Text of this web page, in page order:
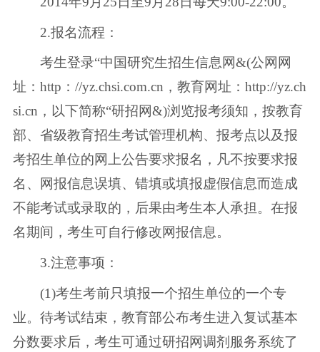
2.报名流程：
考生登录“中国研究生招生信息网&(公网网
址：http：//yz.chsi.com.cn，教育网址：http://yz.ch
si.cn，以下简称“研招网&)浏览报考须知，按教育
部、省级教育招生考试管理机构、报考点以及报
考招生单位的网上公告要求报名，凡不按要求报
名、网报信息误填、错填或填报虚假信息而造成
不能考试或录取的，后果由考生本人承担。在报
名期间，考生可自行修改网报信息。
3.注意事项：
(1)考生考前只填报一个招生单位的一个专
业。待考试结束，教育部公布考生进入复试基本
分数要求后，考生可通过研招网调剂服务系统了